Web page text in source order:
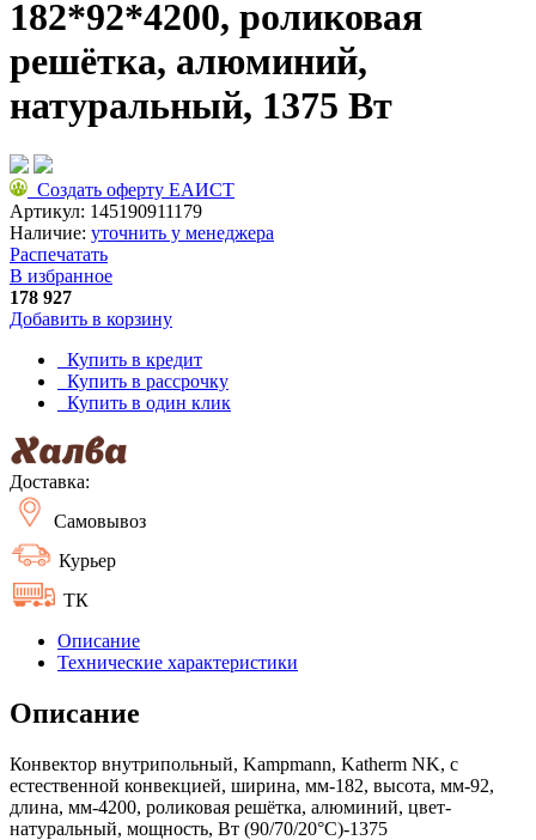
182*92*4200, роликовая
решётка, алюминий,
натуральный, 1375 Вт
Создать оферту ЕАИСТ
Артикул: 145190911179
Наличие: уточнить у менеджера
Распечатать
В избранное
178 927
Добавить в корзину
Купить в кредит
Купить в рассрочку
Купить в один клик
Доставка:
Самовывоз
Курьер
ТК
Описание
Технические характеристики
Описание
Конвектор внутрипольный, Kampmann, Katherm NK, с
естественной конвекцией, ширина, мм-182, высота, мм-92,
длина, мм-4200, роликовая решётка, алюминий, цвет-
натуральный, мощность, Вт (90/70/20°C)-1375